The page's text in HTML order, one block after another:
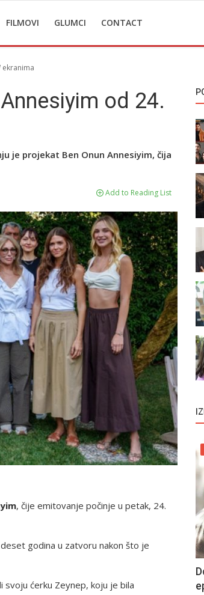
FILMOVI GLUMCI CONTACT
ekranima
od 24.
je projekat Ben Onun Annesiyim, čija
Add to Reading List
, čije emitovanje počinje u petak, 24.
godina u zatvoru nakon što je
svoju ćerku Zeynep, koju je bila